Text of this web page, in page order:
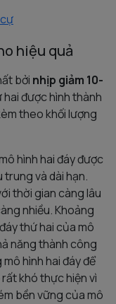
hiệu quả
bởi nhịp giảm 10-
được hình thành
theo khối lượng
hình hai đáy được
và dài hạn.
thời gian càng lâu
nhiều. Khoảng
thứ hai của mô
năng thành công
hình hai đáy để
khó thực hiện vì
bền vững của mô